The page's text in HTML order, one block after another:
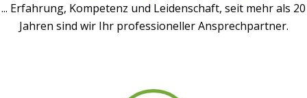
... Erfahrung, Kompetenz und Leidenschaft, seit mehr als 20
Jahren sind wir Ihr professioneller Ansprechpartner.